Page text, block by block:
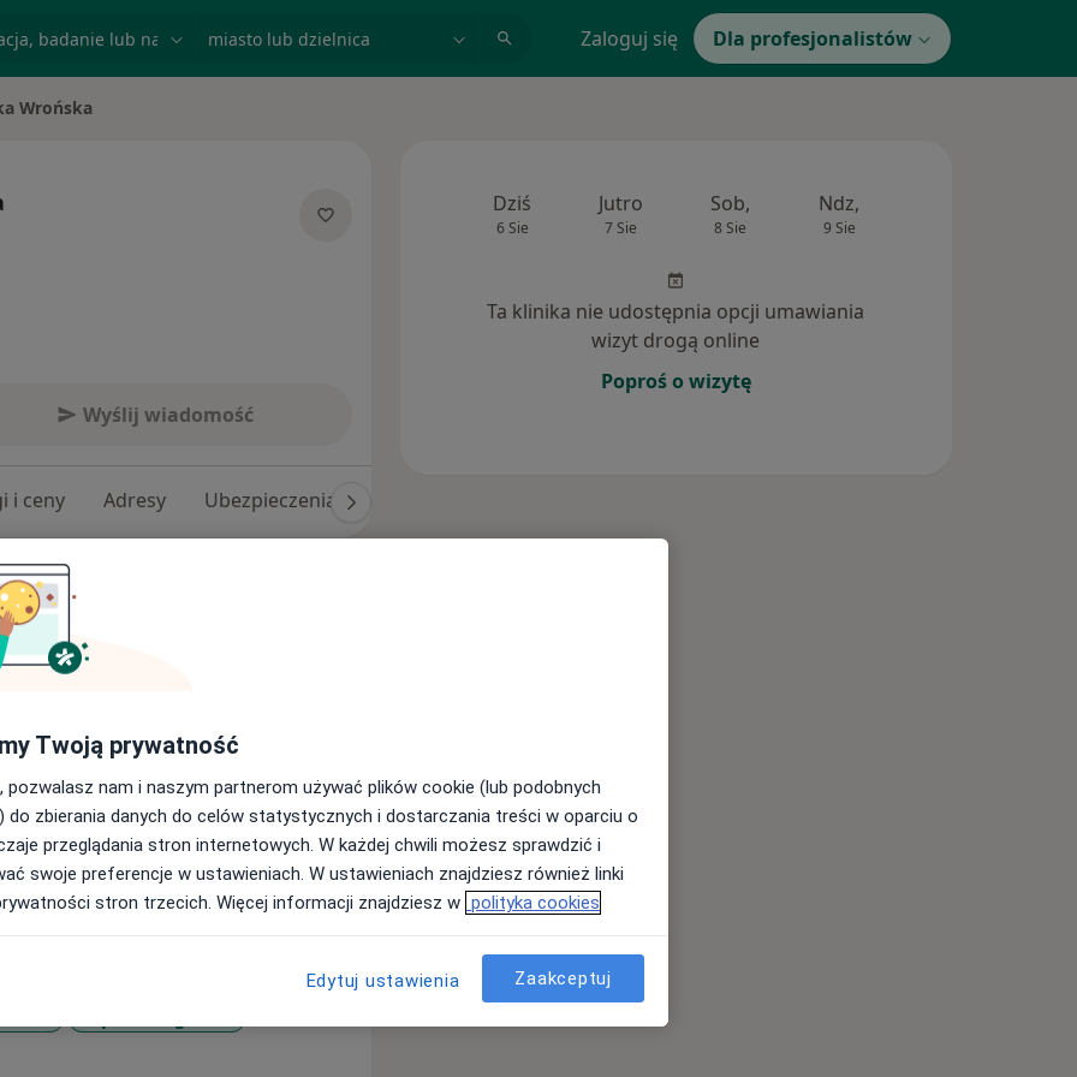
Zaloguj się Dla profesjonalistów
Wrońska
Wyślij wiadomość
i ceny Adresy Ubezpieczenia
doświadczenie w pracy w
w tym SOR. Uzyskana wiedza i
pediatrycznymi w każdym
i empatycznej opieki każdemu
Dziś
6 Sie
Jutro
7 Sie
Sob,
8 Sie
Ndz,
9 Sie
Ta klinika nie udostępnia opcji umawiania
wizyt drogą online
Poproś o wizytę
Twoją prywatność
pozwalasz nam i naszym partnerom używać plików cookie (lub podobnych
do zbierania danych do celów statystycznych i dostarczania treści w oparciu o
przeglądania stron internetowych. W każdej chwili możesz sprawdzić i
swoje preferencje w ustawieniach. W ustawieniach znajdziesz również linki
stron trzecich. Więcej informacji znajdziesz w polityka cookies
Edytuj ustawienia Zaakceptuj